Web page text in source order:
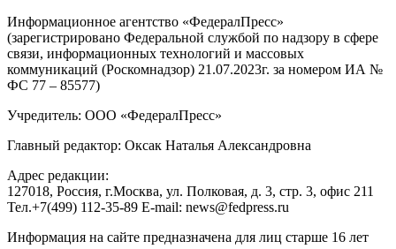
Информационное агентство «ФедералПресс»
(зарегистрировано Федеральной службой по надзору в сфере
связи, информационных технологий и массовых
коммуникаций (Роскомнадзор) 21.07.2023г. за номером ИА №
ФС 77 – 85577)
Учредитель: ООО «ФедералПресс»
Главный редактор: Оксак Наталья Александровна
Адрес редакции:
127018, Россия, г.Москва, ул. Полковая, д. 3, стр. 3, офис 211
Тел.+7(499) 112-35-89 E-mail: news@fedpress.ru
Информация на сайте предназначена для лиц старше 16 лет